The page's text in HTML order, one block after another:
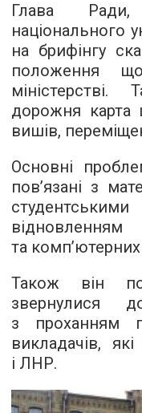
Глава
національного
на брифінгу
положення
дорожня карта
вишів,
Основні
пов’язані з
та комп’ютерних
Також він
звернулися
з проханням
викладачів,
і ЛНР.